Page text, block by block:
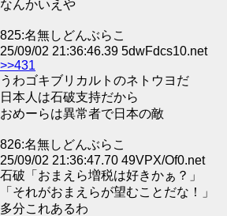
なんかいえや
825:名無しどんぶらこ
25/09/02 21:36:46.39 5dwFdcs10.net
>>431
うわゴキブリカルトのネトウヨだ
日本人は石破支持だから
おめーらは異常者で日本の敵
826:名無しどんぶらこ
25/09/02 21:36:47.70 49VPX/Of0.net
石破「おまえら増税は好きかぁ？」
「それがおまえらが望むことだな！」
多分これあるわ